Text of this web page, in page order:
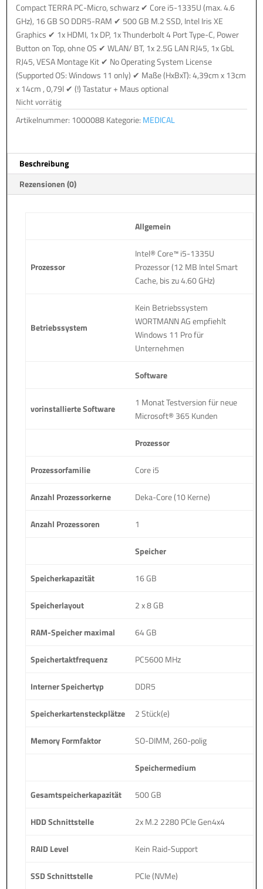
Compact TERRA PC-Micro, schwarz ✔ Core i5-1335U (max. 4.6
GHz), 16 GB SO DDR5-RAM ✔ 500 GB M.2 SSD, Intel Iris XE
Graphics ✔ 1x HDMI, 1x DP, 1x Thunderbolt 4 Port Type-C, Power
Button on Top, ohne OS ✔ WLAN/ BT, 1x 2.5G LAN RJ45, 1x GbL
RJ45, VESA Montage Kit ✔ No Operating System License
(Supported OS: Windows 11 only) ✔ Maße (HxBxT): 4,39cm x 13cm
x 14cm , 0,79l ✔ (!) Tastatur + Maus optional
Nicht vorrätig
Artikelnummer: 1000088Kategorie: MEDICAL
Beschreibung
Rezensionen (0)
Allgemein
Prozessor
Intel® Core™ i5-1335U
Prozessor (12 MB Intel Smart
Cache, bis zu 4.60 GHz)
Betriebssystem
Kein Betriebssystem
WORTMANN AG empfiehlt
Windows 11 Pro für
Unternehmen
Software
vorinstallierte Software
1 Monat Testversion für neue
Microsoft® 365 Kunden
Prozessor
Prozessorfamilie Core i5
Anzahl Prozessorkerne Deka-Core (10 Kerne)
Anzahl Prozessoren 1
Speicher
Speicherkapazität 16 GB
Speicherlayout 2 x 8 GB
RAM-Speicher maximal 64 GB
Speichertaktfrequenz PC5600 MHz
Interner Speichertyp DDR5
Speicherkartensteckplätze 2 Stück(e)
Memory Formfaktor SO-DIMM, 260-polig
Speichermedium
Gesamtspeicherkapazität 500 GB
HDD Schnittstelle 2x M.2 2280 PCIe Gen4x4
RAID Level Kein Raid-Support
SSD Schnittstelle PCIe (NVMe)